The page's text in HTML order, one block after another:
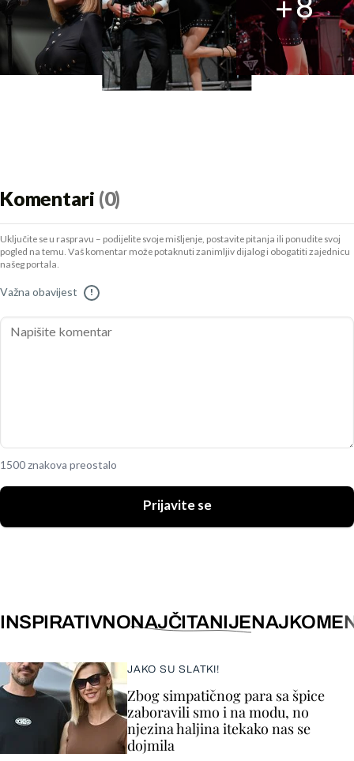
+8
Komentari (0)
Uključite se u raspravu – podijelite svoje mišljenje, postavite pitanja ili ponudite svoj
pogled na temu. Vaš komentar može potaknuti zanimljiv dijalog i obogatiti zajednicu
našeg portala.
Važna obavijest !
1500 znakova preostalo
Prijavite se
INSPIRATIVNONAJČITANIJE
JAKO SU SLATKI!
Zbog simpatičnog para sa špice
zaboravili smo i na modu, no
njezina haljina itekako nas se
dojmila